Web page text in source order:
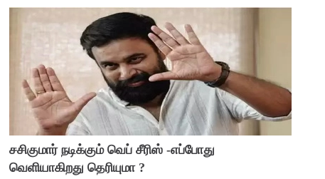
சசிகுமார் நடிக்கும் வெப் சீரிஸ் -எப்போது
வெளியாகிறது தெரியுமா ?